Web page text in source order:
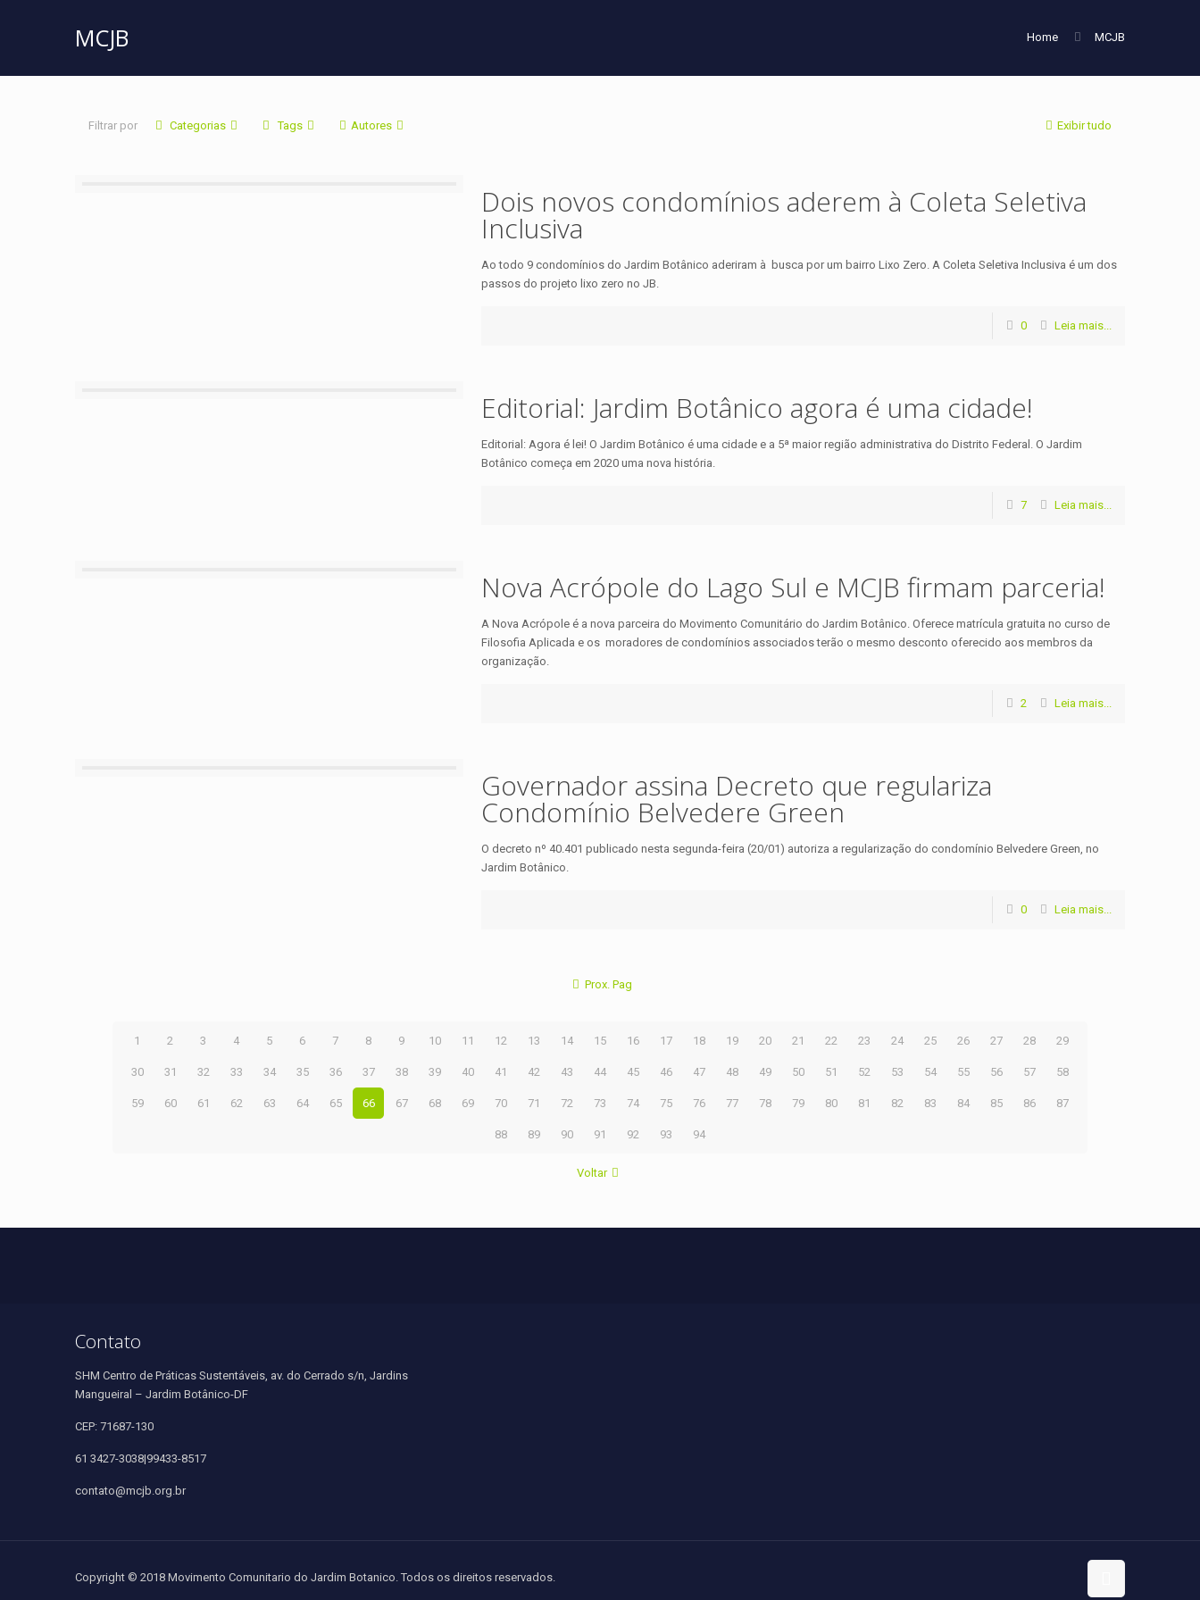
MCJB Home MCJB
Filtrar por Categorias Tags Autores Exibir tudo
Dois novos condomínios aderem à Coleta Seletiva
Inclusiva
Ao todo 9 condomínios do Jardim Botânico aderiram à busca por um bairro Lixo Zero. A Coleta Seletiva Inclusiva é um dos
passos do projeto lixo zero no JB.
0 Leia mais...
Editorial: Jardim Botânico agora é uma cidade!
Editorial: Agora é lei! O Jardim Botânico é uma cidade e a 5ª maior região administrativa do Distrito Federal. O Jardim
Botânico começa em 2020 uma nova história.
7 Leia mais...
Nova Acrópole do Lago Sul e MCJB firmam parceria!
A Nova Acrópole é a nova parceira do Movimento Comunitário do Jardim Botânico. Oferece matrícula gratuita no curso de
Filosofia Aplicada e os moradores de condomínios associados terão o mesmo desconto oferecido aos membros da
organização.
2 Leia mais...
Governador assina Decreto que regulariza
Condomínio Belvedere Green
O decreto nº 40.401 publicado nesta segunda-feira (20/01) autoriza a regularização do condomínio Belvedere Green, no
Jardim Botânico.
0 Leia mais...
Prox. Pag
1 2 3 4 5 6 7 8 9 10 11 12 13 14 15 16 17 18 19 20 21 22 23 24 25 26 27 28 29
30 31 32 33 34 35 36 37 38 39 40 41 42 43 44 45 46 47 48 49 50 51 52 53 54 55 56 57 58
59 60 61 62 63 64 65 66 67 68 69 70 71 72 73 74 75 76 77 78 79 80 81 82 83 84 85 86 87
88 89 90 91 92 93 94
Voltar
Contato
SHM Centro de Práticas Sustentáveis, av. do Cerrado s/n, Jardins
Mangueiral – Jardim Botânico-DF
CEP: 71687-130
61 3427-3038|99433-8517
contato@mcjb.org.br
Copyright © 2018 Movimento Comunitario do Jardim Botanico. Todos os direitos reservados.